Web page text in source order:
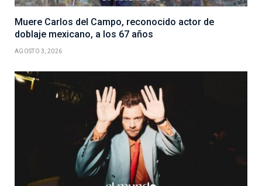
Muere Carlos del Campo, reconocido actor de
doblaje mexicano, a los 67 años
AGOSTO 3, 2026